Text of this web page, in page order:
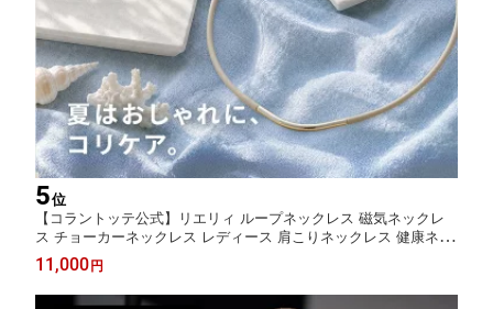
5位
【コラントッテ公式】リエリィ ループネックレス 磁気ネックレ
ス チョーカーネックレス レディース 肩こりネックレス 健康ネッ
クレス アクセサリー 女性用 女性 プレゼント 義母 コラントッテ
昨年の売れ筋商品 楽天ランキング入賞
11,000 円